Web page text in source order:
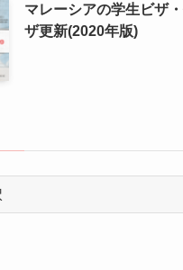
マレーシアの学生ビザ
ザ更新(2020年版)